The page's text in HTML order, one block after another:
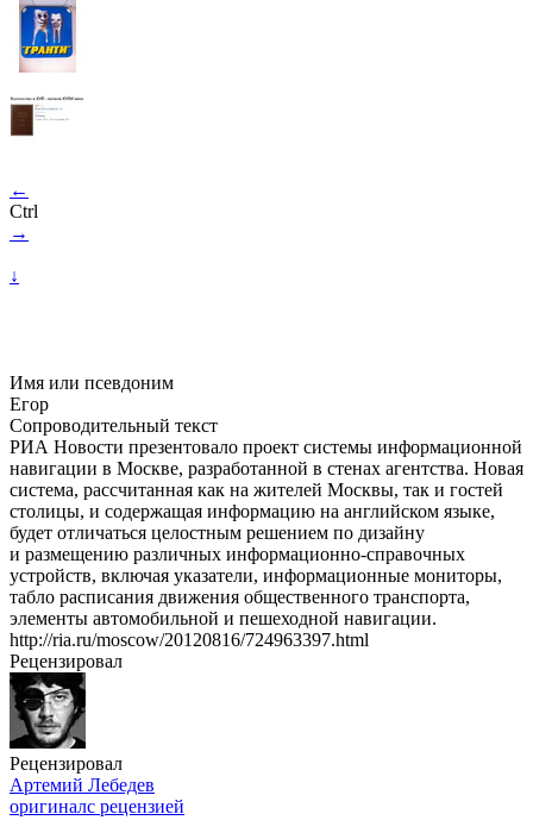
←
Ctrl
→
↓
Имя или псевдоним
Егор
Сопроводительный текст
РИА Новости презентовало проект системы информационной
навигации в Москве, разработанной в стенах агентства. Новая
система, рассчитанная как на жителей Москвы, так и гостей
столицы, и содержащая информацию на английском языке,
будет отличаться целостным решением по дизайну
и размещению различных информационно-справочных
устройств, включая указатели, информационные мониторы,
табло расписания движения общественного транспорта,
элементы автомобильной и пешеходной навигации.
http://ria.ru/moscow/20120816/724963397.html
Рецензировал
Рецензировал
Артемий Лебедев
оригиналс рецензией